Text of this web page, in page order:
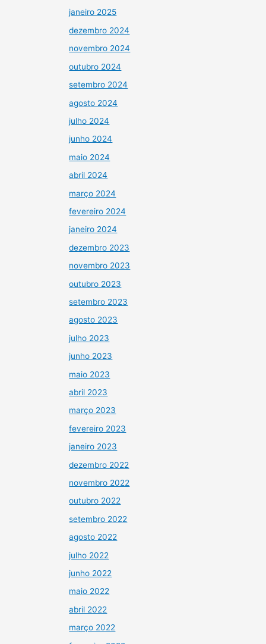
janeiro 2025
dezembro 2024
novembro 2024
outubro 2024
setembro 2024
agosto 2024
julho 2024
junho 2024
maio 2024
abril 2024
março 2024
fevereiro 2024
janeiro 2024
dezembro 2023
novembro 2023
outubro 2023
setembro 2023
agosto 2023
julho 2023
junho 2023
maio 2023
abril 2023
março 2023
fevereiro 2023
janeiro 2023
dezembro 2022
novembro 2022
outubro 2022
setembro 2022
agosto 2022
julho 2022
junho 2022
maio 2022
abril 2022
março 2022